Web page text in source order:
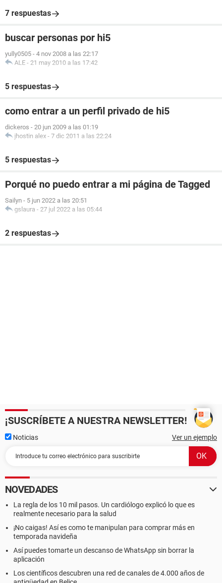
7 respuestas
buscar personas por hi5
yully0505 - 4 nov 2008 a las 22:17
ALE - 21 may 2010 a las 17:42
5 respuestas
como entrar a un perfil privado de hi5
dickeros - 20 jun 2009 a las 01:19
jhostin alex - 7 dic 2011 a las 22:24
5 respuestas
Porqué no puedo entrar a mi página de Tagged
Sailyn - 5 jun 2022 a las 20:51
gslaura - 27 jul 2022 a las 05:44
2 respuestas
¡SUSCRÍBETE A NUESTRA NEWSLETTER!
Noticias Ver un ejemplo
NOVEDADES
La regla de los 10 mil pasos. Un cardiólogo explicó lo que es
realmente necesario para la salud
¡No caigas! Así es como te manipulan para comprar más en
temporada navideña
Así puedes tomarte un descanso de WhatsApp sin borrar la
aplicación
Los científicos descubren una red de canales de 4.000 años de